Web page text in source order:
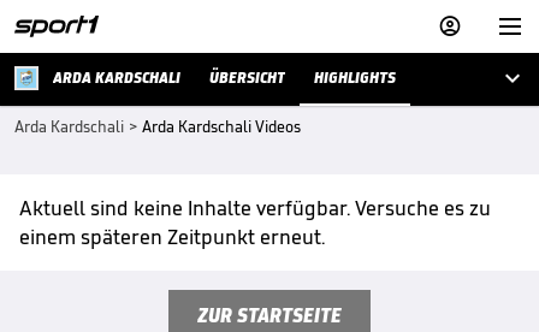


ARDA KARDSCHALI ÜBERSICHT HIGHLIGHTS 
Arda Kardschali > Arda Kardschali Videos
Aktuell sind keine Inhalte verfügbar. Versuche es zu
einem späteren Zeitpunkt erneut.
ZUR STARTSEITE